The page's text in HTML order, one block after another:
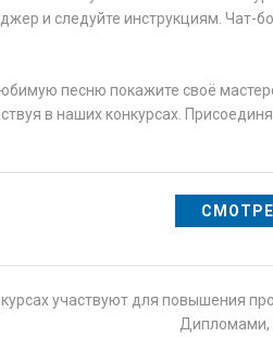
и следуйте инструкциям. Чат-
песню покажите своё
в наших конкурсах.
участвуют для повышения
Дипломами,